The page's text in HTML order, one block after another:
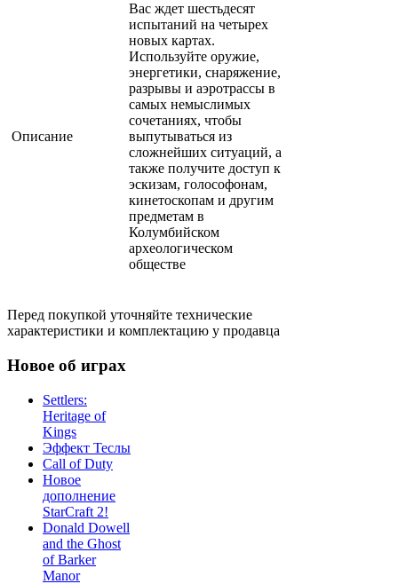
Описание
Вас ждет шестьдесят
испытаний на четырех
новых картах.
Используйте оружие,
энергетики, снаряжение,
разрывы и аэротрассы в
самых немыслимых
сочетаниях, чтобы
выпутываться из
сложнейших ситуаций, а
также получите доступ к
эскизам, голософонам,
кинетоскопам и другим
предметам в
Колумбийском
археологическом
обществе
Перед покупкой уточняйте технические
характеристики и комплектацию у продавца
Новое об играх
Settlers:
Heritage of
Kings
Эффект Теслы
Call of Duty
Новое
дополнение
StarCraft 2!
Donald Dowell
and the Ghost
of Barker
Manor